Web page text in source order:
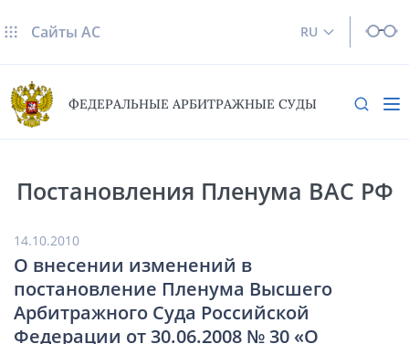
RU
Сайты AC
ФЕДЕРАЛЬНЫЕ АРБИТРАЖНЫЕ СУДЫ
Постановления Пленума ВАС РФ
14.10.2010
О внесении изменений в
постановление Пленума Высшего
Арбитражного Суда Российской
Федерации от 30.06.2008 № 30 «О